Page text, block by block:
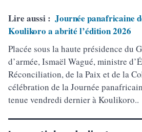
Lire aussi : Journée panafricaine
Koulikoro a abrité l’édition 2026
Placée sous la haute présidence du
d’armée, Ismaël Wagué, ministre
Réconciliation, de la Paix et de la
célébration de la Journée
tenue vendredi dernier à Koulikoro..